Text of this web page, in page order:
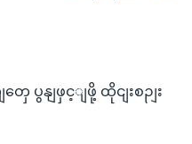
တှေ ပွနျဖှင့ျဖို့ ထိုငျးစဉျး